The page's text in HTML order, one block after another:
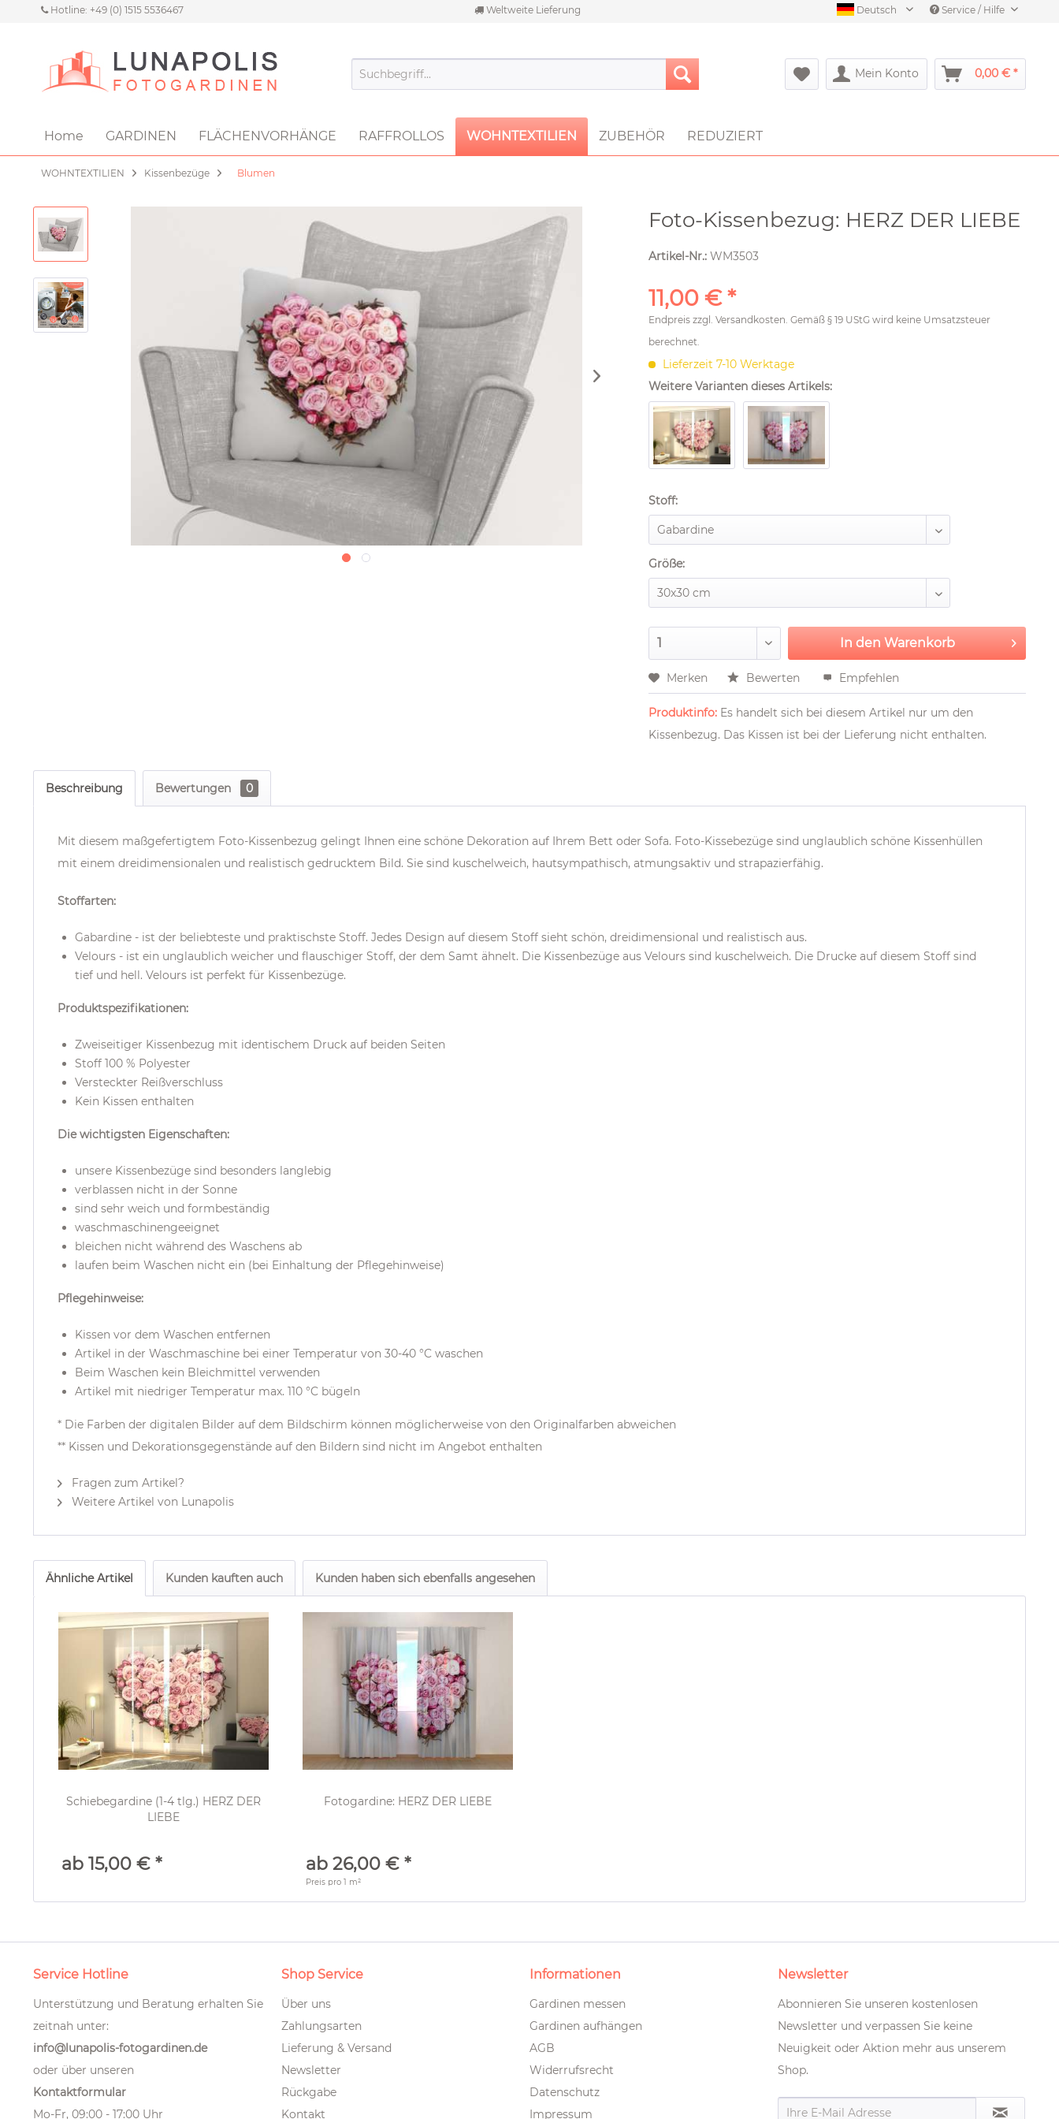
Hotline: +49 (0) 1515 5536467 Weltweite Lieferung Deutsch Service / Hilfe
Mein Konto 0,00 € *
Home GARDINEN FLÄCHENVORHÄNGE RAFFROLLOS WOHNTEXTILIEN ZUBEHÖR REDUZIERT
WOHNTEXTILIEN Kissenbezüge Blumen
Foto-Kissenbezug: HERZ DER LIEBE
Artikel-Nr.:WM3503
11,00 € *
Endpreis zzgl.Versandkosten. Gemäß § 19 UStG wird keine Umsatzsteuer
berechnet.
Lieferzeit 7-10 Werktage
Weitere Varianten dieses Artikels:
Stoff:
Größe:
In den Warenkorb
Merken Bewerten Empfehlen
Produktinfo: Es handelt sich bei diesem Artikel nur um den
Kissenbezug. Das Kissen ist bei der Lieferung nicht enthalten.
Beschreibung Bewertungen 0
Mit diesem maßgefertigtem Foto-Kissenbezug gelingt Ihnen eine schöne Dekoration auf Ihrem Bett oder Sofa. Foto-Kissebezüge sind unglaublich schöne Kissenhüllen
mit einem dreidimensionalen und realistisch gedrucktem Bild. Sie sind kuschelweich, hautsympathisch, atmungsaktiv und strapazierfähig.
Stoffarten:
Gabardine - ist der beliebteste und praktischste Stoff. Jedes Design auf diesem Stoff sieht schön, dreidimensional und realistisch aus.
Velours - ist ein unglaublich weicher und flauschiger Stoff, der dem Samt ähnelt. Die Kissenbezüge aus Velours sind kuschelweich. Die Drucke auf diesem Stoff sind
tief und hell. Velours ist perfekt für Kissenbezüge.
Produktspezifikationen:
Zweiseitiger Kissenbezug mit identischem Druck auf beiden Seiten
Stoff 100 % Polyester
Versteckter Reißverschluss
Kein Kissen enthalten
Die wichtigsten Eigenschaften:
unsere Kissenbezüge sind besonders langlebig
verblassen nicht in der Sonne
sind sehr weich und formbeständig
waschmaschinengeeignet
bleichen nicht während des Waschens ab
laufen beim Waschen nicht ein (bei Einhaltung der Pflegehinweise)
Pflegehinweise:
Kissen vor dem Waschen entfernen
Artikel in der Waschmaschine bei einer Temperatur von 30-40 °C waschen
Beim Waschen kein Bleichmittel verwenden
Artikel mit niedriger Temperatur max. 110 °C bügeln
* Die Farben der digitalen Bilder auf dem Bildschirm können möglicherweise von den Originalfarben abweichen
** Kissen und Dekorationsgegenstände auf den Bildern sind nicht im Angebot enthalten
Fragen zum Artikel?
Weitere Artikel von Lunapolis
Ähnliche Artikel Kunden kauften auch Kunden haben sich ebenfalls angesehen
Schiebegardine (1-4 tlg.) HERZ DER
LIEBE
ab 15,00 € *
Fotogardine: HERZ DER LIEBE
ab 26,00 € *
Preis pro 1 m²
Service Hotline
Unterstützung und Beratung erhalten Sie
zeitnah unter:
info@lunapolis-fotogardinen.de
oder über unseren
Kontaktformular
Mo-Fr, 09:00 - 17:00 Uhr
Shop Service
Über uns
Zahlungsarten
Lieferung & Versand
Newsletter
Rückgabe
Kontakt
Informationen
Gardinen messen
Gardinen aufhängen
AGB
Widerrufsrecht
Datenschutz
Impressum
Newsletter
Abonnieren Sie unseren kostenlosen
Newsletter und verpassen Sie keine
Neuigkeit oder Aktion mehr aus unserem
Shop.